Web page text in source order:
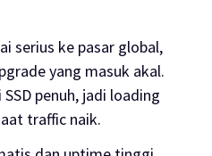
serius ke pasar global,
yang masuk akal.
penuh, jadi loading
traffic naik.